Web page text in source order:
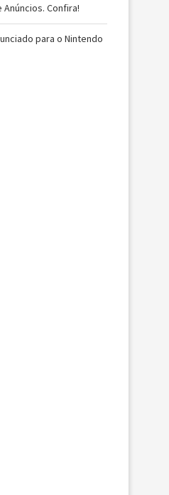
Anúncios. Confira!
para o Nintendo